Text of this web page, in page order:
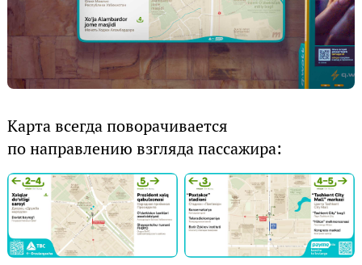
Карта всегда поворачивается
по направлению взгляда пассажира: